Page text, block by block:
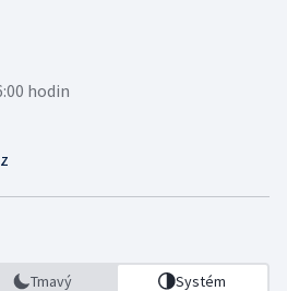
hodin
Tmavý Systém